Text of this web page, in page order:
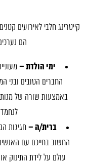
קייטרינג חלבי לאירועים
הם
ימי הולדת –
החברים הטובים ובני
באמצעות שורה של מנות
ברית/ה – חגיגות
החשוב בחייכם עם
עולם על לידת התינוק